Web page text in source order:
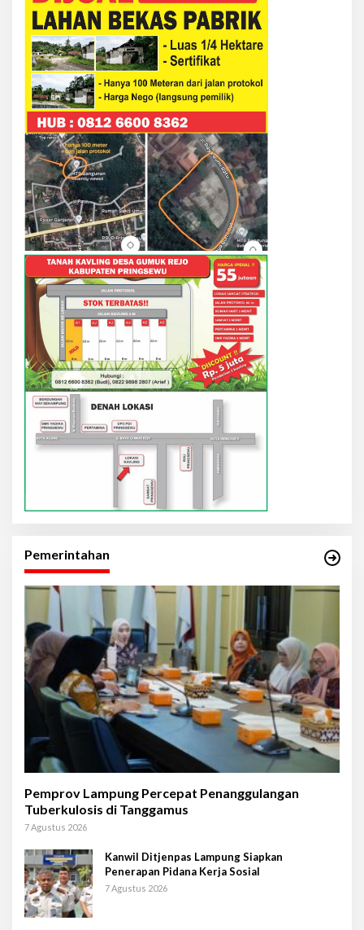
Pemerintahan
Pemprov Lampung Percepat Penanggulangan
Tuberkulosis di Tanggamus
7 Agustus 2026
Kanwil Ditjenpas Lampung Siapkan
Penerapan Pidana Kerja Sosial
7 Agustus 2026